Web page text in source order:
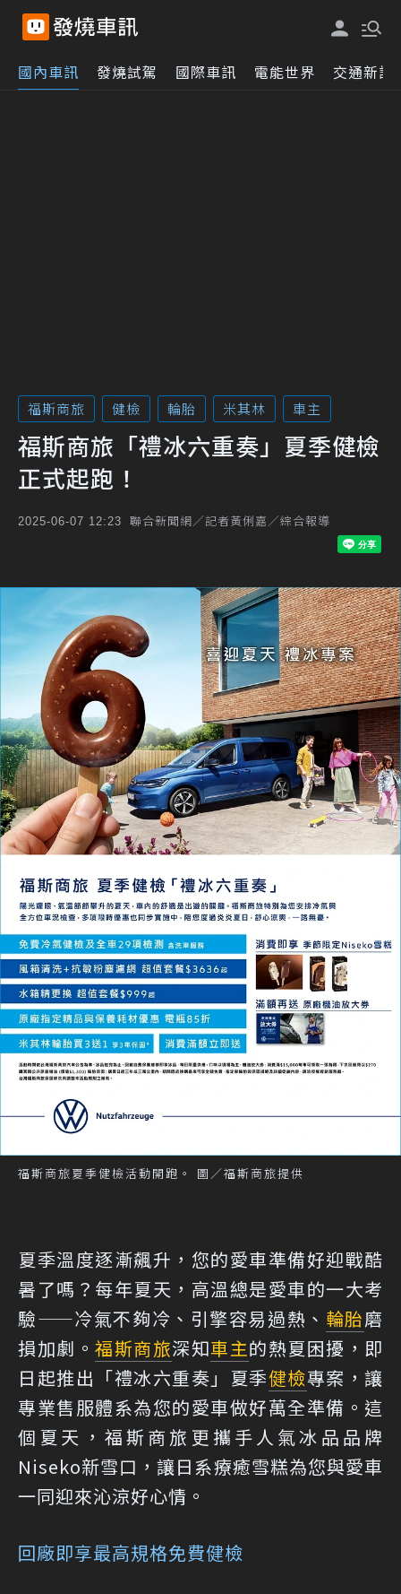
國內車訊 發燒試駕 國際車訊 電能世界 交通新訊
福斯商旅 健檢 輪胎 米其林 車主
福斯商旅「禮冰六重奏」夏季健檢
正式起跑！
2025-06-07 12:23 聯合新聞網／記者黃俐嘉／綜合報導
福斯商旅夏季健檢活動開跑。 圖／福斯商旅提供
夏季溫度逐漸飆升，您的愛車準備好迎戰酷
暑了嗎？每年夏天，高溫總是愛車的一大考
驗——冷氣不夠冷、引擎容易過熱、 輪胎磨
損加劇。 福斯商旅深知車主的熱夏困擾，即
日起推出「禮冰六重奏」夏季健檢專案，讓
專業售服體系為您的愛車做好萬全準備。這
個夏天，福斯商旅更攜手人氣冰品品牌
Niseko新雪口，讓日系療癒雪糕為您與愛車
一同迎來沁涼好心情。
回廠即享最高規格免費健檢